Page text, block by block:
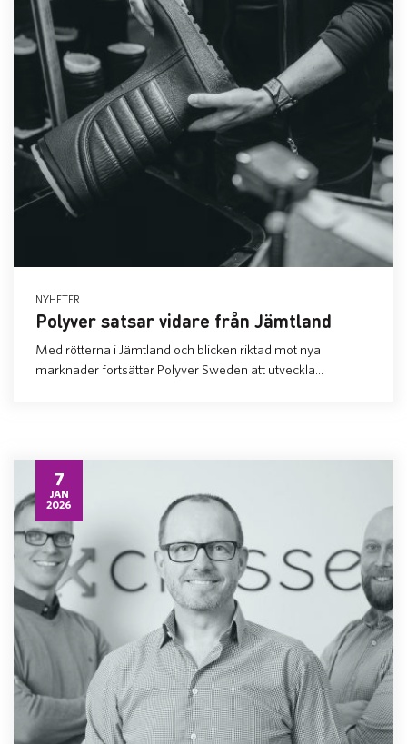
NYHETER
Polyver satsar vidare från Jämtland
Med rötterna i Jämtland och blicken riktad mot nya
marknader fortsätter Polyver Sweden att utveckla...
7
JAN
2026